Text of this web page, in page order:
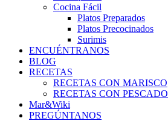
Cocina Fácil
Platos Preparados
Platos Precocinados
Surimis
ENCUÉNTRANOS
BLOG
RECETAS
RECETAS CON MARISCO
RECETAS CON PESCADO
Mar&Wiki
PREGÚNTANOS